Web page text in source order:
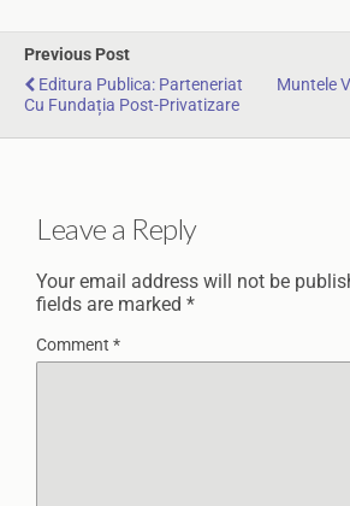
Previous Post
Editura Publica: Parteneriat
Cu Fundația Post-Privatizare
Muntele
Leave a Reply
Your email address will not be
fields are marked *
Comment *